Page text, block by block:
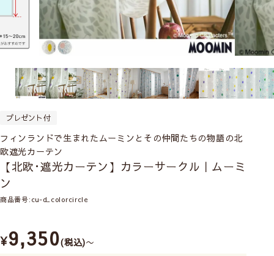
プレゼント付
フィンランドで生まれたムーミンとその仲間たちの物語の北
欧遮光カーテン
【北欧･遮光カーテン】カラーサークル｜ムーミ
ン
商品番号 cu-d_colorcircle
¥9,350 税込 〜